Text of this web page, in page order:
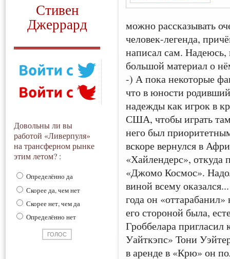
Стивен
Джеррард
Довольны ли вы
работой «Ливерпуля»
на трансферном рынке
этим летом? :
Определённо да
Скорее да, чем нет
Скорее нет, чем да
Определённо нет
можно рассказывать
человек-легенда,
написал сам.
большой материал о
-) А пока некоторые
что в юности
надежды как игрок в
США, чтобы играть
него был
вскоре вернулся в
«Хайлендерс»,
«Джомо Космос».
виной всему
года он
его стороной была,
Гроббелара пригласил
Уайткэпс» Тони
в аренде в «Крю» он